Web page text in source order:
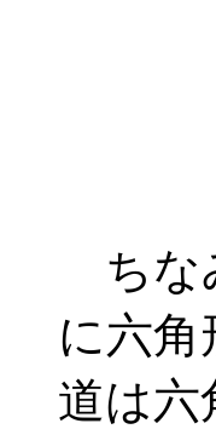
ちな
に六
道は六